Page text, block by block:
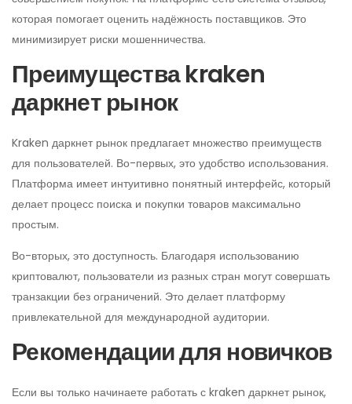
которая помогает оценить надёжность поставщиков. Это
минимизирует риски мошенничества.
Преимущества kraken
даркнет рынок
Kraken даркнет рынок предлагает множество преимуществ
для пользователей. Во-первых, это удобство использования.
Платформа имеет интуитивно понятный интерфейс, который
делает процесс поиска и покупки товаров максимально
простым.
Во-вторых, это доступность. Благодаря использованию
криптовалют, пользователи из разных стран могут совершать
транзакции без ограничений. Это делает платформу
привлекательной для международной аудитории.
Рекомендации для новичков
Если вы только начинаете работать с kraken даркнет рынок,